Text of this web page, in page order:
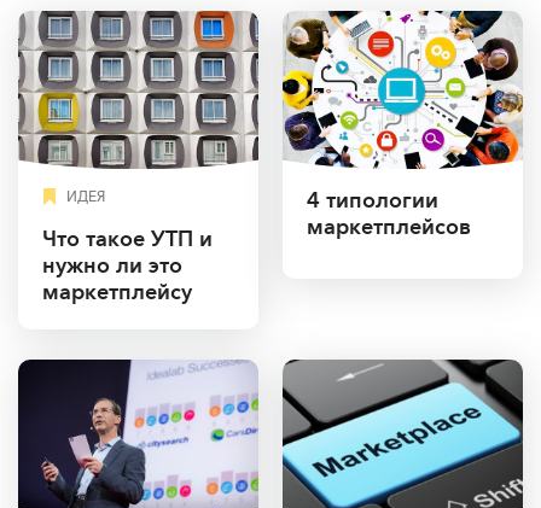
ИДЕЯ
Что такое УТП и
нужно ли это
маркетплейсу
4 типологии
маркетплейсов